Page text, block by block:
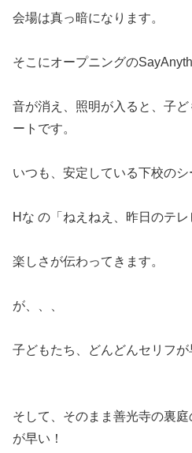
会場は真っ暗になります。
そこにオープニングの
音が消え、照明が入ると、子
ートです。
いつも、安定している下校のシ
Hな の「ねえねえ、昨日のテレ
楽しさが伝わってきます。
が、、、
子どもたち、どんどんセリフが
そして、そのまま善光寺の裏
が早い！